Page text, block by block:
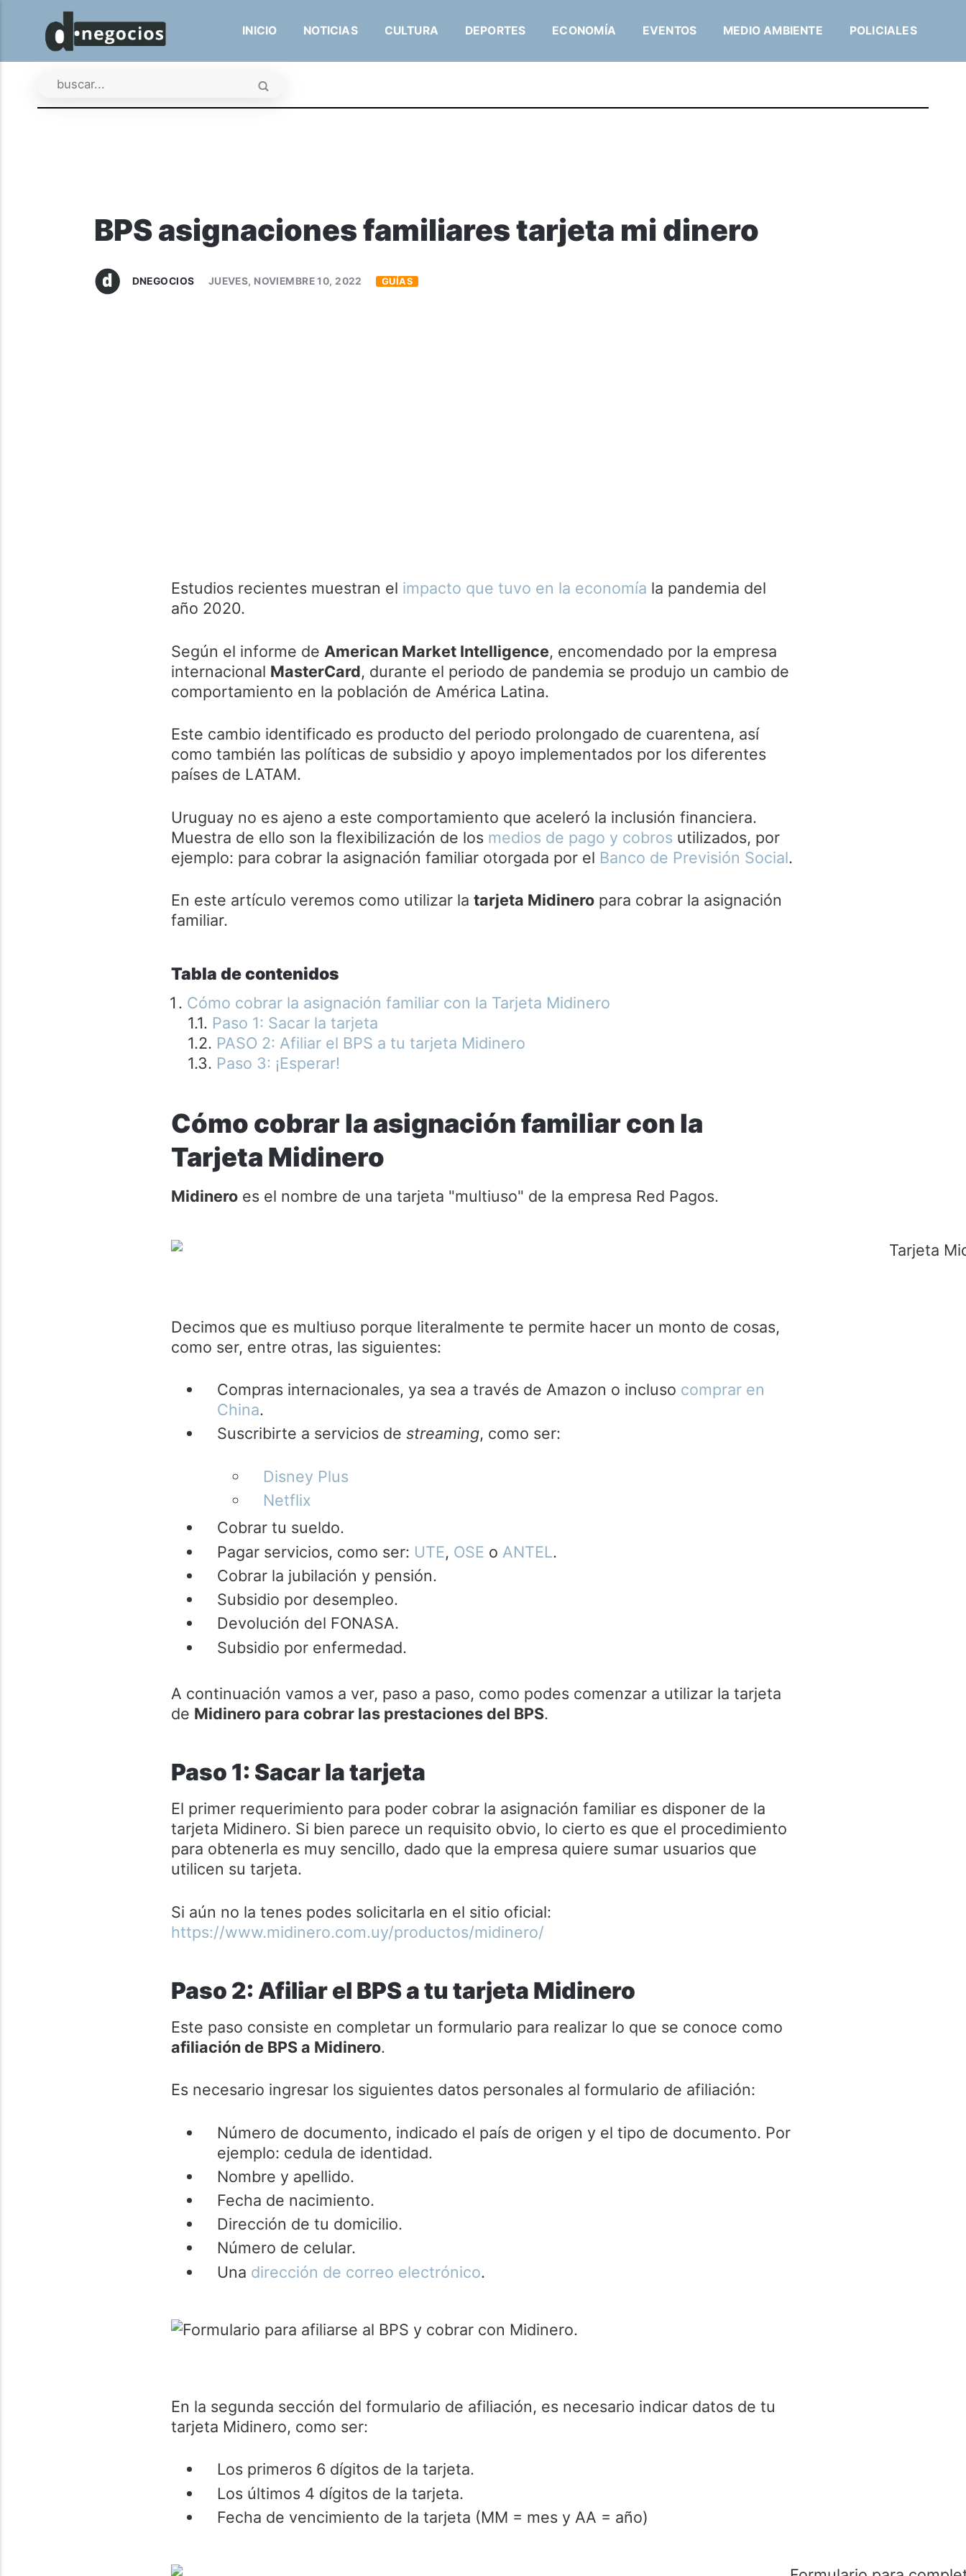
INICIO NOTICIAS CULTURA DEPORTES ECONOMÍA EVENTOS MEDIO AMBIENTE POLICIALES
BPS asignaciones familiares tarjeta mi dinero
DNEGOCIOS JUEVES, NOVIEMBRE 10, 2022 GUÍAS
Estudios recientes muestran el impacto que tuvo en la economía la pandemia del
año 2020.
Según el informe de American Market Intelligence, encomendado por la empresa
internacional MasterCard, durante el periodo de pandemia se produjo un cambio de
comportamiento en la población de América Latina.
Este cambio identificado es producto del periodo prolongado de cuarentena, así
como también las políticas de subsidio y apoyo implementados por los diferentes
países de LATAM.
Uruguay no es ajeno a este comportamiento que aceleró la inclusión financiera.
Muestra de ello son la flexibilización de los medios de pago y cobros utilizados, por
ejemplo: para cobrar la asignación familiar otorgada por el Banco de Previsión Social.
En este artículo veremos como utilizar latarjeta Midinero para cobrar la asignación
familiar.
Tabla de contenidos
Cómo cobrar la asignación familiar con la Tarjeta Midinero
Paso 1: Sacar la tarjeta
PASO 2: Afiliar el BPS a tu tarjeta Midinero
Paso 3: ¡Esperar!
Cómo cobrar la asignación familiar con la
Tarjeta Midinero
Midinero es el nombre de una tarjeta "multiuso" de la empresa Red Pagos.
Decimos que es multiuso porque literalmente te permite hacer un monto de cosas,
como ser, entre otras, las siguientes:
Compras internacionales, ya sea a través de Amazon o incluso comprar en
China.
Suscribirte a servicios destreaming, como ser:
Disney Plus
Netflix
Cobrar tu sueldo.
Pagar servicios, como ser: UTE, OSE o ANTEL.
Cobrar la jubilación y pensión.
Subsidio por desempleo.
Devolución del FONASA.
Subsidio por enfermedad.
A continuación vamos a ver, paso a paso, como podes comenzar a utilizar la tarjeta
de Midinero para cobrar las prestaciones del BPS.
Paso 1: Sacar la tarjeta
El primer requerimiento para poder cobrar la asignación familiar es disponer de la
tarjeta Midinero. Si bien parece un requisito obvio, lo cierto es que el procedimiento
para obtenerla es muy sencillo, dado que la empresa quiere sumar usuarios que
utilicen su tarjeta.
Si aún no la tenes podes solicitarla en el sitio oficial:
https://www.midinero.com.uy/productos/midinero/
Paso 2: Afiliar el BPS a tu tarjeta Midinero
Este paso consiste en completar un formulario para realizar lo que se conoce como
afiliación de BPS a Midinero.
Es necesario ingresar los siguientes datos personales al formulario de afiliación:
Número de documento, indicado el país de origen y el tipo de documento. Por
ejemplo: cedula de identidad.
Nombre y apellido.
Fecha de nacimiento.
Dirección de tu domicilio.
Número de celular.
Una dirección de correo electrónico.
En la segunda sección del formulario de afiliación, es necesario indicar datos de tu
tarjeta Midinero, como ser:
Los primeros 6 dígitos de la tarjeta.
Los últimos 4 dígitos de la tarjeta.
Fecha de vencimiento de la tarjeta (MM = mes y AA = año)